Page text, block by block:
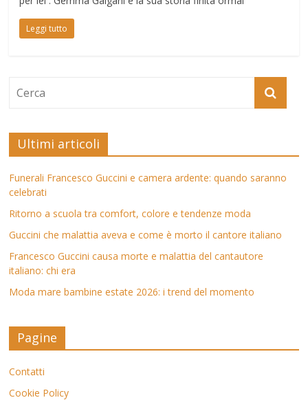
Leggi tutto
Ultimi articoli
Funerali Francesco Guccini e camera ardente: quando saranno
celebrati
Ritorno a scuola tra comfort, colore e tendenze moda
Guccini che malattia aveva e come è morto il cantore italiano
Francesco Guccini causa morte e malattia del cantautore
italiano: chi era
Moda mare bambine estate 2026: i trend del momento
Pagine
Contatti
Cookie Policy